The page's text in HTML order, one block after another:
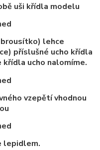
uši křídla modelu
lehce
příslušné ucho křídla
křídla ucho nalomíme.
vzepětí vhodnou
lepidlem.